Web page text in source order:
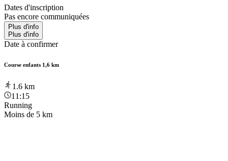
Dates d'inscription
Pas encore communiquées
Plus d'info
Plus d'info
Date à confirmer
Course enfants 1,6 km
1.6 km
11:15
Running
Moins de 5 km